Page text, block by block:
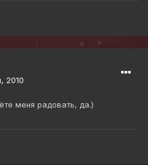
2010
меня радовать, да.)